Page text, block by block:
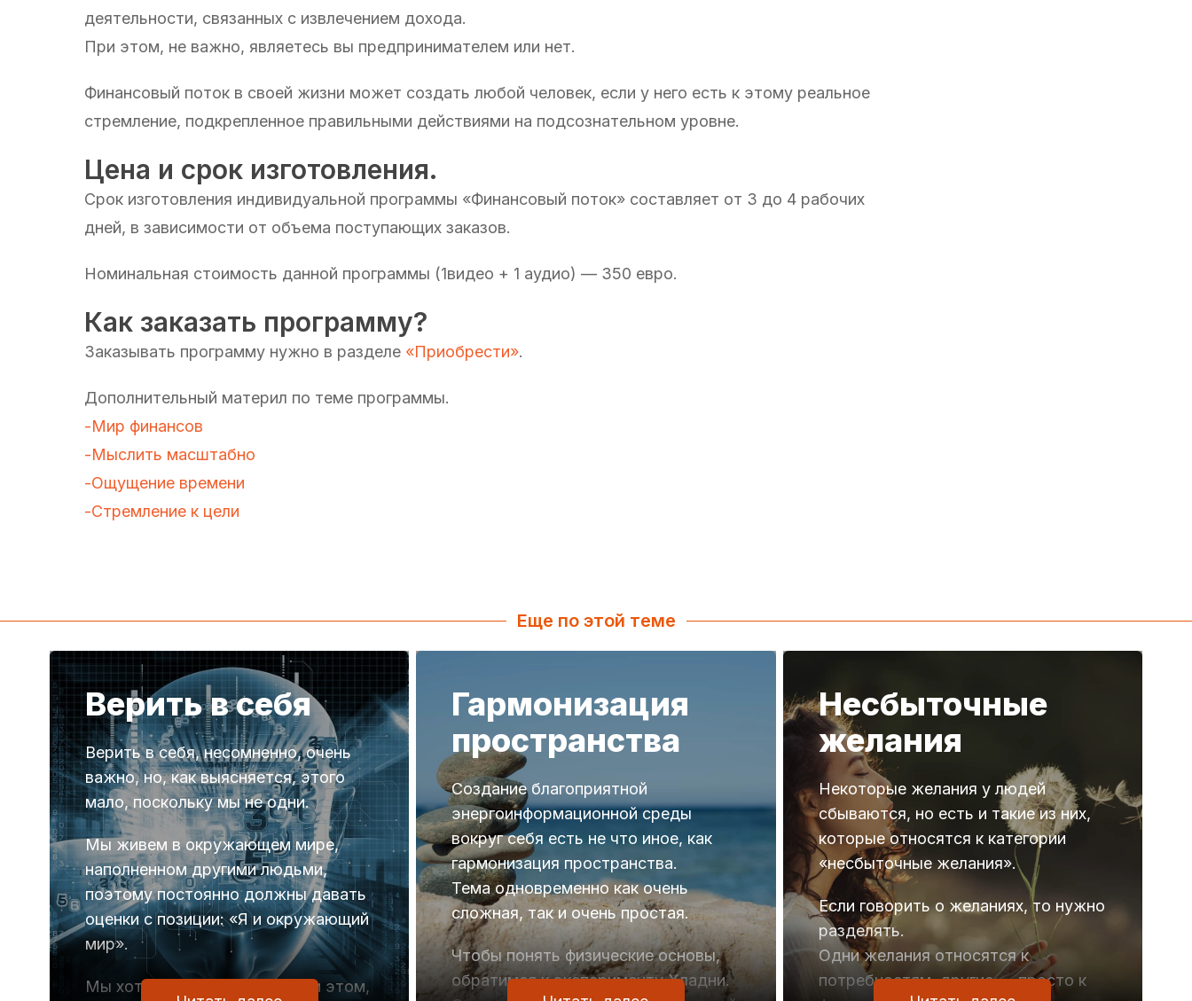
деятельности, связанных с извлечением дохода.
При этом, не важно, являетесь вы предпринимателем или нет.
Финансовый поток в своей жизни может создать любой человек, если у него есть к этому реальное
стремление, подкрепленное правильными действиями на подсознательном уровне.
Цена и срок изготовления.
Срок изготовления индивидуальной программы «Финансовый поток» составляет от 3 до 4 рабочих
дней, в зависимости от объема поступающих заказов.
Номинальная стоимость данной программы (1видео + 1 аудио) — 350 евро.
Как заказать программу?
Заказывать программу нужно в разделе «Приобрести».
Дополнительный материл по теме программы.
-Мир финансов
-Мыслить масштабно
-Ощущение времени
-Стремление к цели
Еще по этой теме
Верить в себя
Верить в себя, несомненно, очень
важно, но, как выясняется, этого
мало, поскольку мы не одни.
Мы живем в окружающем мире,
наполненном другими людьми,
поэтому постоянно должны давать
оценки с позиции: «Я и окружающий
мир».
Мы хотим верить в себя и при этом,
Гармонизация
пространства
Создание благоприятной
энергоинформационной среды
вокруг себя есть не что иное, как
гармонизация пространства.
Тема одновременно как очень
сложная, так и очень простая.
Чтобы понять физические основы,
обратимся к эксперименту Хладни.
Несбыточные
желания
Некоторые желания у людей
сбываются, но есть и такие из них,
которые относятся к категории
«несбыточные желания».
Если говорить о желаниях, то нужно
разделять.
Одни желания относятся к
потребностям, другие — просто к